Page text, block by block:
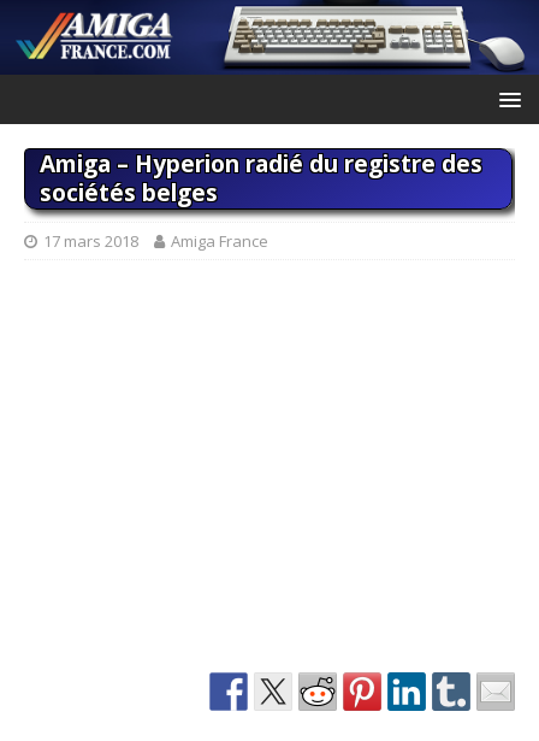
Amiga – Hyperion radié du registre des
sociétés belges
17 mars 2018 Amiga France